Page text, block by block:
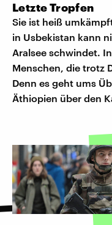
Letzte Tropfen
Sie ist heiß
in Usbekistan kann
Aralsee schwindet.
Menschen, die trotz
Denn es geht ums
Äthiopien über den